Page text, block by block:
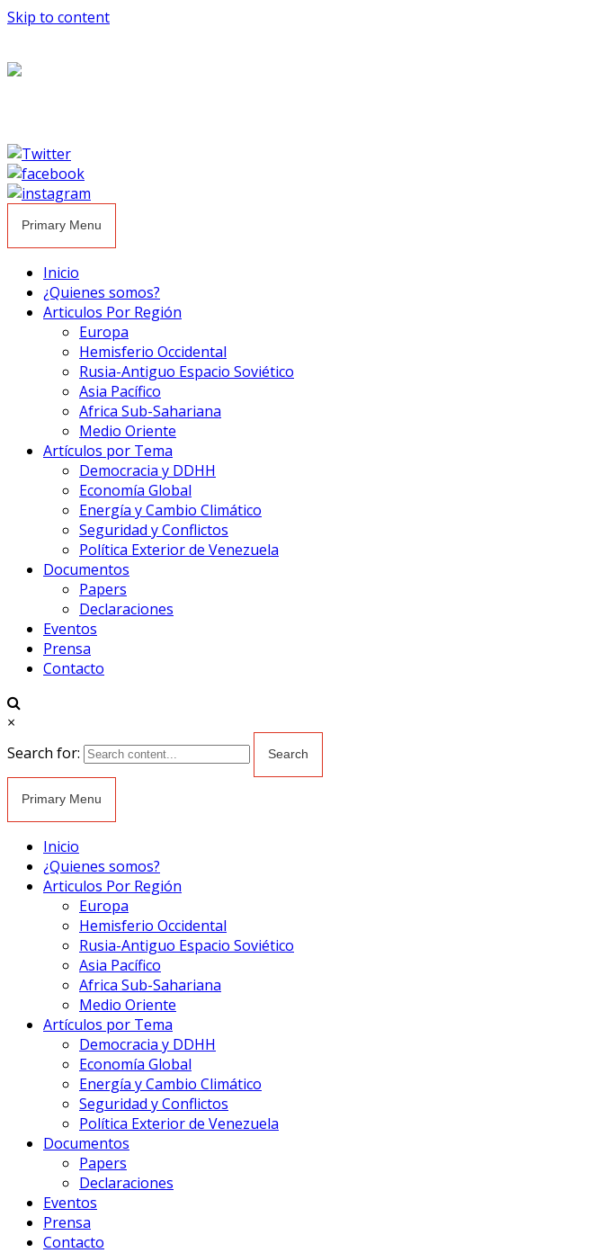
Skip to content
Primary Menu
Inicio
¿Quienes somos?
Articulos Por Región
Europa
Hemisferio Occidental
Rusia-Antiguo Espacio Soviético
Asia Pacífico
Africa Sub-Sahariana
Medio Oriente
Artículos por Tema
Democracia y DDHH
Economía Global
Energía y Cambio Climático
Seguridad y Conflictos
Política Exterior de Venezuela
Documentos
Papers
Declaraciones
Eventos
Prensa
Contacto
×
Search for:
Primary Menu
Inicio
¿Quienes somos?
Articulos Por Región
Europa
Hemisferio Occidental
Rusia-Antiguo Espacio Soviético
Asia Pacífico
Africa Sub-Sahariana
Medio Oriente
Artículos por Tema
Democracia y DDHH
Economía Global
Energía y Cambio Climático
Seguridad y Conflictos
Política Exterior de Venezuela
Documentos
Papers
Declaraciones
Eventos
Prensa
Contacto